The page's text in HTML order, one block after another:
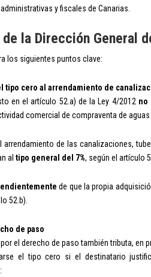
y fiscales de Canarias.
la Dirección General
los siguientes puntos clave:
tipo cero al arrendamiento de
en el artículo 52.a) de la Ley 4/2012 no
comercial de compraventa de
arrendamiento de las canalizaciones,
al tipo general del 7%, según el artículo
de que la propia
52.b).
de paso
el derecho de paso también tributa, en
el tipo cero si el destinatario